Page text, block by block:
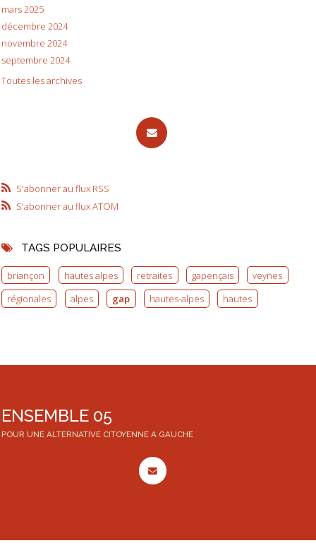
mars 2025
décembre 2024
novembre 2024
septembre 2024
Toutes les archives
S'abonner au flux RSS
S'abonner au flux ATOM
TAGS POPULAIRES
briançon hautes alpes retraites gapençais
veynes
régionales
alpes gap hautes-alpes hautes
ENSEMBLE 05
POUR UNE ALTERNATIVE CITOYENNE A GAUCHE